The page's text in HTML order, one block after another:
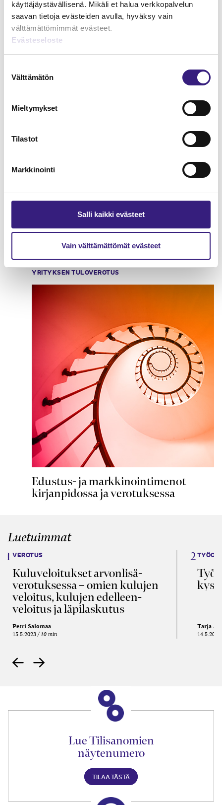
käyttäjäystävällisenä. Mikäli et halua verkkopalvelun
saavan tietoja evästeiden avulla, hyväksy vain
välttämättömimmät evästeet.
Evästeseloste
valinta
Välttämätön
Mieltymykset
Tilastot
Markkinointi
Salli kaikki evästeet
Vain välttämättömät evästeet
Arvonlisäverotuksen perusteet
YRITYKSEN TULOVEROTUS
T&K-vähennys verotuksessa
YRITYKSEN TULOVEROTUS
Edustus- ja markkinointimenot
kirjanpidossa ja verotuksessa
Luetuimmat
VEROTUS
Kulu­veloitukset arvon­lisä­
verotuksessa – omien kulujen
veloitus, kulujen edelleen­
veloitus ja läpi­laskutus
Petri Salomaa
15.5.2023 10 min
Tarja
14.5.2021
Lue Tilisanomien
näytenumero
TILAA TÄSTÄ